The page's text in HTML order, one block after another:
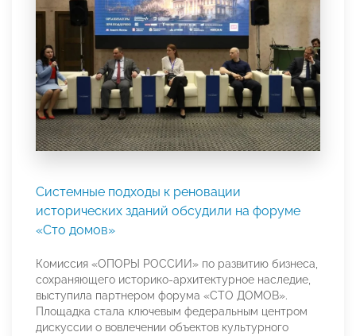
Системные подходы к реновации
исторических зданий обсудили на форуме
«Сто домов»
Комиссия «ОПОРЫ РОССИИ» по развитию бизнеса,
сохраняющего историко-архитектурное наследие,
выступила партнером форума «СТО ДОМОВ».
Площадка стала ключевым федеральным центром
дискуссии о вовлечении объектов культурного